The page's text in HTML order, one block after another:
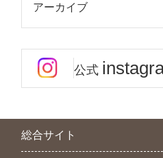
アーカイブ
公式
総合サイト